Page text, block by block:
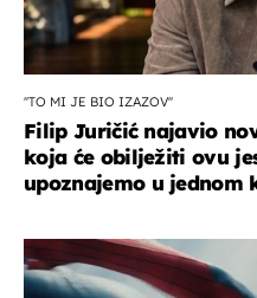
''TO MI JE BIO IZAZOV''
Filip Juričić najavio
koja će obilježiti ovu
upoznajemo u jednom